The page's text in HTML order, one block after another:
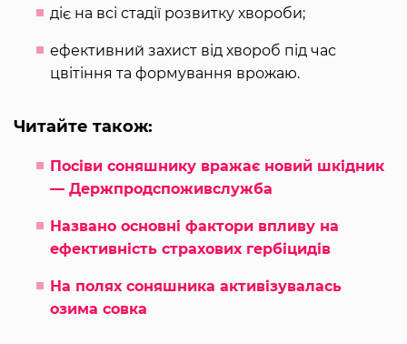
діє на всі стадії розвитку хвороби;
ефективний захист від хвороб під час
цвітіння та формування врожаю.
Читайте також:
Посіви соняшнику вражає новий шкідник
— Держпродспоживслужба
Названо основні фактори впливу на
ефективність страхових гербіцидів
На полях соняшника активізувалась
озима совка